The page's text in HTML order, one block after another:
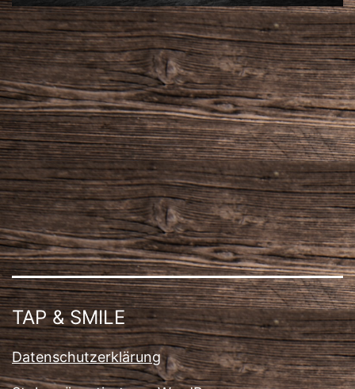
TAP & SMILE
Datenschutzerklärung